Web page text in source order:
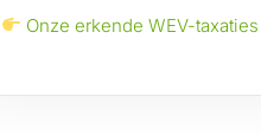
Onze erkende WEV-taxaties